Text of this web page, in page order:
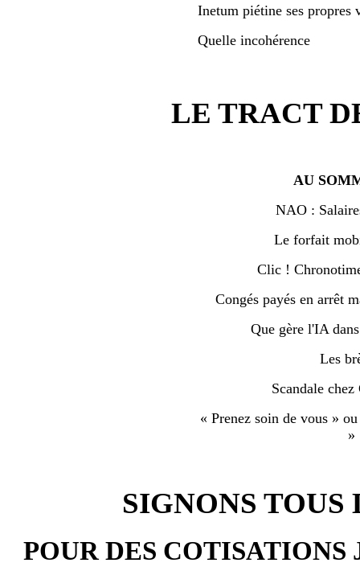
Inetum piétine ses propres
Quelle incohérence
LE TRACT
AU
NAO :
Le forfait
Clic !
Congés payés en arrêt
Que gère l'IA
Les
Scandale
« Prenez soin de vous »
»
SIGNONS
POUR DES COTISATIONS